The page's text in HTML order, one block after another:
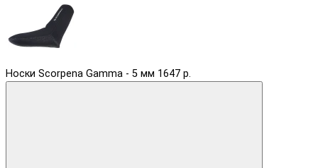
Носки Scorpena Gamma - 5 мм 1647 р.